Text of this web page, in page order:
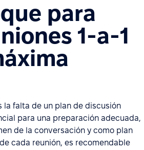
para
1-a-1
la falta de un plan de discusión
para una preparación adecuada,
de la conversación y como plan
cada reunión, es recomendable